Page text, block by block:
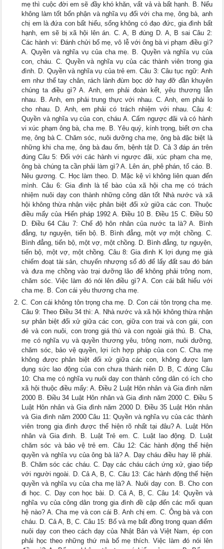
mẹ thì cuộc đời em sẽ đầy khó khăn, vất vả và bất hạnh. B. Nếu
không làm tốt bổn phận và nghĩa vụ đối với cha mẹ, ông bà, anh
chị em là đứa con bất hiếu, sống không có đạo đức, gia đình bất
hạnh, em sẽ bị xã hội lên án. C. A, B đúng D. A, B sai Câu 2:
Các hành vi: Đánh chửi bố mẹ, vô lễ với ông bà vi phạm điều gì?
A. Quyền và nghĩa vụ của cha mẹ. B. Quyền và nghĩa vụ của
con, cháu. C. Quyền và nghĩa vụ của các thành viên trong gia
đình. D. Quyền và nghĩa vụ của trẻ em. Câu 3: Câu tục ngữ: Anh
em như thể tay chân, rách lành đùm bọc dở hay đỡ đần khuyên
chúng ta điều gì? A. Anh, em phải đoàn kết, yêu thương lẫn
nhau. B. Anh, em phải trung thực với nhau. C. Anh, em phải lo
cho nhau. D. Anh, em phải có trách nhiệm với nhau. Câu 4:
Quyền và nghĩa vụ của con, cháu A. Cấm ngược đãi và có hành
vi xúc phạm ông bà, cha mẹ. B. Yêu quý, kính trọng, biết ơn cha
mẹ, ông bà C. Chăm sóc, nuôi dưỡng cha mẹ, ông bà đặc biệt là
những khi cha mẹ, ông bà đau ốm, bệnh tật D. Cả 3 đáp án trên
đúng Câu 5: Đối với các hành vi ngược đãi, xúc phạm cha mẹ,
ông bà chúng ta cần phải làm gì? A. Lên án, phê phán, tố cáo. B.
Nêu gương. C. Học làm theo. D. Mặc kệ vì không liên quan đến
mình. Câu 6: Gia đình là tế bào của xã hội cha mẹ có trách
nhiệm nuôi dạy con thành những công dân tốt Nhà nước và xã
hội không thừa nhận việc phân biệt đối xử giữa các con. Thuộc
điều mấy của Hiến pháp 1992 A. Điều 10 B. Điều 15 C. Điều 50
D. Điều 64 Câu 7: Chế độ hôn nhân của nước ta là? A. Bình
đẳng, tự nguyện, tiến bộ. B. Bình đẳng, một vợ một chồng. C.
Bình đẳng, tiến bộ, một vợ, một chồng. D. Bình đẳng, tự nguyện,
tiến bộ, một vợ, một chồng. Câu 8: Gia đình K lợi dụng mẹ già
chiếm đoạt tài sản, chuyển nhượng sổ đỏ để lấy đất sau đó bán
và đưa mẹ chồng vào trại dưỡng lão để không phải trông nom,
chăm sóc. Việc làm đó nói lên điều gì? A. Con cái bất hiếu với
cha mẹ. B. Con cái yêu thương cha mẹ.
C. Con cái không tôn trọng cha mẹ. D. Con cái tôn trọng cha mẹ.
Câu 9: Theo Điều 34 thì: A. Nhà nước và xã hội không thừa nhận
sự phân biệt đối xử giữa các con, giữa con trai và con gái, con
đẻ và con nuôi, con trong giá thú và con ngoài giá thú. B. Cha,
mẹ có nghĩa vụ và quyền thương yêu, trông nom, nuôi dưỡng,
chăm sóc, bảo vệ quyền, lợi ích hợp pháp của con C. Cha mẹ
không được phân biệt đối xử giữa các con, không được lạm
dụng sức lao động của con chưa thành niên D. B, C đúng Câu
10: Cha mẹ có nghĩa vụ nuôi dạy con thành công dân có ích cho
xã hội thuộc điều mấy: A. Điều 2 Luật Hôn nhân và Gia đình năm
2000 B. Điều 34 Luật Hôn nhân và Gia đình năm 2000 C. Điều 5
Luật Hôn nhân và Gia đình năm 2000 D. Điều 35 Luật Hôn nhân
và Gia đình năm 2000 Câu 11: Quyền và nghĩa vụ của các thành
viên trong gia đình được thể hiện rõ nhất tại đâu? A. Luật Hôn
nhân và Gia đình. B. Luật Trẻ em. C. Luật lao động. D. Luật
chăm sóc và bảo vệ trẻ em. Câu 12: Các hành động thể hiện
quyền và nghĩa vụ của ông bà là? A. Dạy cháu điều hay lẽ phải.
B. Chăm sóc các cháu. C. Dạy các cháu cách ứng xử, giao tiếp
với người ngoài. D. Cả A, B, C. Câu 13: Các hành động thể hiện
quyền và nghĩa vụ của cha mẹ là? A. Nuôi dạy con. B. Cho con
đi học. C. Dạy con học bài. D. Cả A, B, C. Câu 14: Quyền và
nghĩa vụ của công dân trong gia đình đề cập đến các mối quan
hệ nào? A. Cha mẹ và con cái B. Anh chị em. C. Ông bà và con
cháu. D. Cả A, B, C. Câu 15: Bố và mẹ bất đồng trong quan điểm
nuôi dạy con theo cách dạy của Nhật Bản và Việt Nam, ép con
phải học theo những thứ mà bố mẹ thích. Việc làm đó nói lên